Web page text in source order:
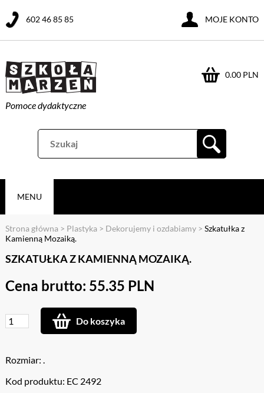
Pomoce dydaktyczne
0.00 PLN
602 46 85 85 MOJE KONTO
MENU
Strona główna > Plastyka > Dekorujemy i ozdabiamy> Szkatułka z
Kamienną Mozaiką.
SZKATUŁKA Z KAMIENNĄ MOZAIKĄ.
Cena brutto: 55.35 PLN
Do koszyka
Rozmiar: .
Kod produktu: EC 2492